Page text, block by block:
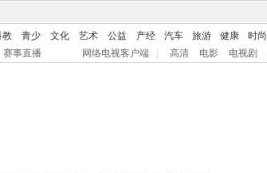
教 青少 文化 艺术 公益 产经 汽车 旅游 健康 时尚
赛事直播 网络电视客户端 高清 电影 电视剧